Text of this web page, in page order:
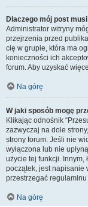
Dlaczego mój post
Administrator witryny
przejrzenia przed
cię w grupie, która ma
konieczności ich
forum. Aby uzyskać
Na górę
W jaki sposób mogę
Klikając odnośnik
zazwyczaj na dole
strony forum. Jeśli nie
wyłączona lub nie
użycie tej funkcji. Innym,
początek, jest napisanie
przestrzegać regulaminu
Na górę